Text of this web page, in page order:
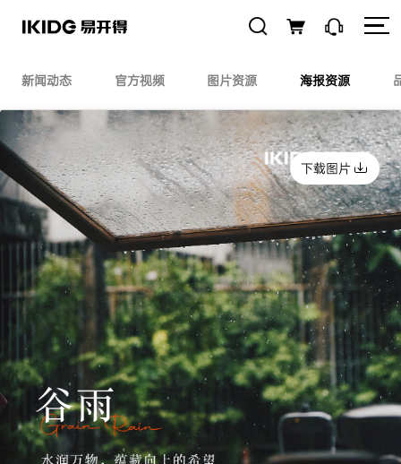
新闻动态 官方视频 图片资源 海报资源
下载图片